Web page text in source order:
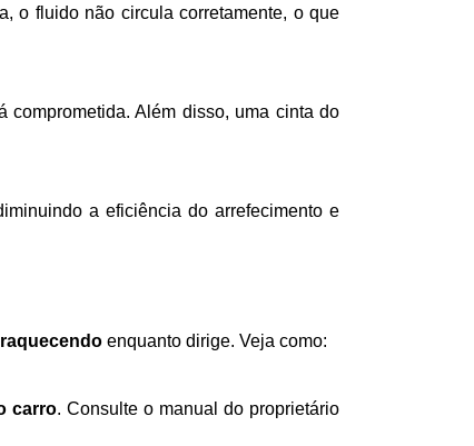
enquanto dirige. Veja como:
carro. Consulte o manual do proprietário